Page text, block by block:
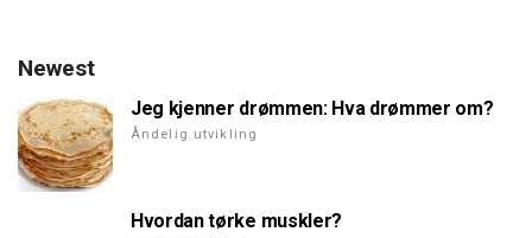
Newest
Jeg kjenner drømmen: Hva drømmer om?
Åndelig utvikling
Hvordan tørke muskler?